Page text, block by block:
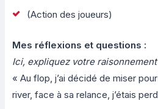
(Action des joueurs)
Mes réflexions et questions :
Ici, expliquez votre
« Au flop, j’ai décidé de miser
river, face à sa relance, j’étais